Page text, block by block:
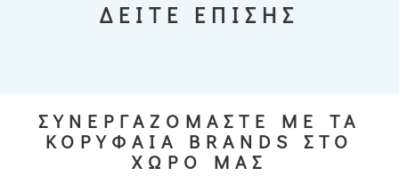
ΔΕΙΤΕ ΕΠΙΣΗΣ
ΣΥΝΕΡΓΑΖΟΜΑΣΤΕ ΜΕ ΤΑ
ΚΟΡΥΦΑΙΑ BRANDS ΣΤΟ
ΧΩΡΟ ΜΑΣ